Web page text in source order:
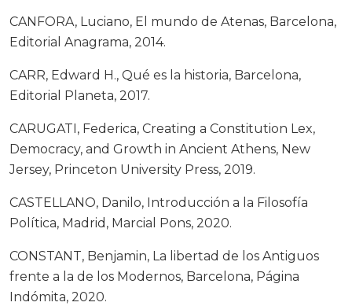
CANFORA, Luciano, El mundo de Atenas, Barcelona,
Editorial Anagrama, 2014.
CARR, Edward H., Qué es la historia, Barcelona,
Editorial Planeta, 2017.
CARUGATI, Federica, Creating a Constitution Lex,
Democracy, and Growth in Ancient Athens, New
Jersey, Princeton University Press, 2019.
CASTELLANO, Danilo, Introducción a la Filosofía
Política, Madrid, Marcial Pons, 2020.
CONSTANT, Benjamin, La libertad de los Antiguos
frente a la de los Modernos, Barcelona, Página
Indómita, 2020.